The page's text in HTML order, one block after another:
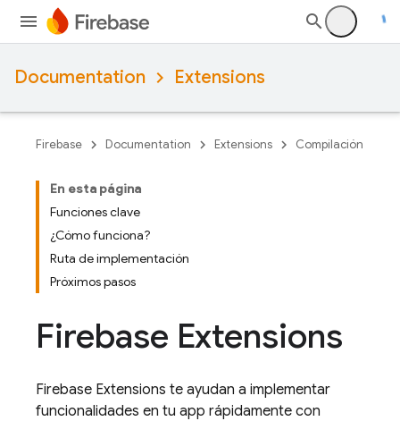
Documentation Extensions
Firebase Documentation Extensions Compilación
En esta página
Funciones clave
¿Cómo funciona?
Ruta de implementación
Próximos pasos
Firebase Extensions
Firebase Extensions te ayudan a implementar
funcionalidades en tu app rápidamente con